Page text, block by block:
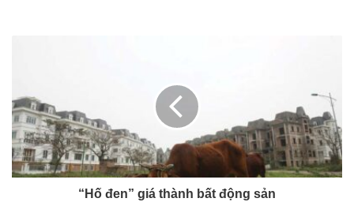
“Hố đen” giá thành bất động sản